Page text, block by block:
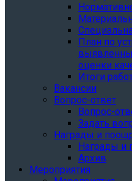
План по
оценки
Итоги
Вакансии
Вопрос-ответ
Вопрос-
Задать
Награды и
Награды и
Архив
Мероприятия